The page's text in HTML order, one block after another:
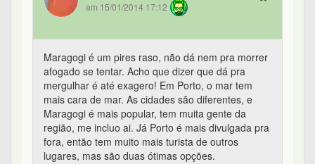
em 15/01/2014 17:12
Maragogi é um pires raso, não dá nem pra morrer
afogado se tentar. Acho que dizer que dá pra
mergulhar é até exagero! Em Porto, o mar tem
mais cara de mar. As cidades são diferentes, e
Maragogi é mais popular, tem muita gente da
região, me incluo ai. Já Porto é mais divulgada pra
fora, então tem muito mais turista de outros
lugares, mas são duas ótimas opções.